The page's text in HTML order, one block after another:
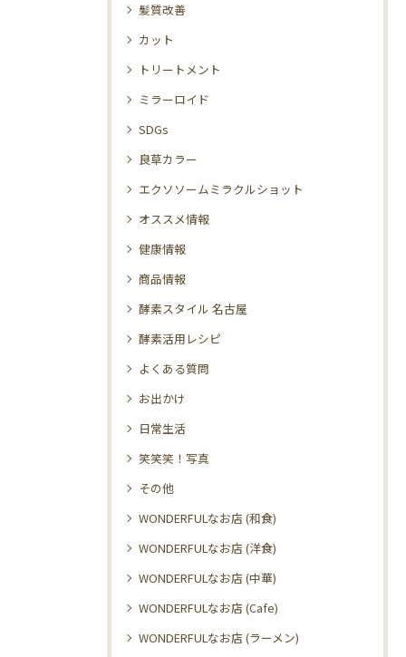
髪質改善
カット
トリートメント
ミラーロイド
SDGs
良草カラー
エクソソームミラクルショット
オススメ情報
健康情報
商品情報
酵素スタイル 名古屋
酵素活用レシピ
よくある質問
お出かけ
日常生活
笑笑笑！写真
その他
WONDERFULなお店 (和食)
WONDERFULなお店 (洋食)
WONDERFULなお店 (中華)
WONDERFULなお店 (Cafe)
WONDERFULなお店 (ラーメン)